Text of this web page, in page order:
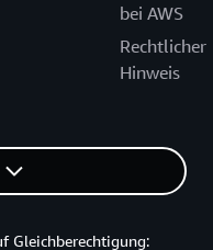
bei AWS
Rechtlicher
Hinweis
Gleichberechtigung: